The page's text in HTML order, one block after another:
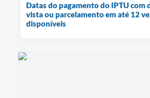
Datas do pagamento do IPTU com
vista ou parcelamento em até 12
disponíveis